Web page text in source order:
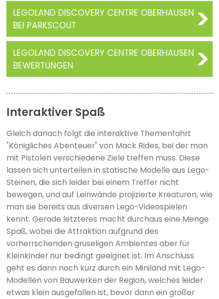
LEGOLAND DISCOVERY CENTRE OBERHAUSEN
BEI PARKSCOUT
LEGOLAND DISCOVERY CENTRE OBERHAUSEN
BEWERTUNGEN
Interaktiver Spaß
Gleich danach folgt die interaktive Themenfahrt
"Königliches Abenteuer" von Mack Rides, bei der man
mit Pistolen verschiedene Ziele treffen muss. Diese
lassen sich unterteilen in statische Modelle aus Lego-
Steinen, die sich leider bei einem Treffer nicht
bewegen, und auf Leinwände projizierte Kreaturen, wie
man sie bereits aus diversen Lego-Videospielen
kennt. Gerade letzteres macht durchaus eine Menge
Spaß, wobei die Attraktion aufgrund des
vorherrschenden gruseligen Ambientes aber für
Kleinkinder nur bedingt geeignet ist. Im Anschluss
geht es dann noch kurz durch ein Miniland mit Lego-
Modellen von Bauwerken der Region, welches leider
etwas klein ausgefallen ist, bevor dann ein großer